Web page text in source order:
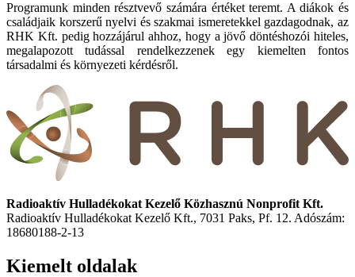
Programunk minden résztvevő számára értéket teremt. A diákok és
családjaik korszerű nyelvi és szakmai ismeretekkel gazdagodnak, az
RHK Kft. pedig hozzájárul ahhoz, hogy a jövő döntéshozói hiteles,
megalapozott tudással rendelkezzenek egy kiemelten fontos
társadalmi és környezeti kérdésről.
Radioaktív Hulladékokat Kezelő Közhasznú Nonprofit Kft.
Radioaktív Hulladékokat Kezelő Kft., 7031 Paks, Pf. 12. Adószám:
18680188-2-13
Kiemelt oldalak